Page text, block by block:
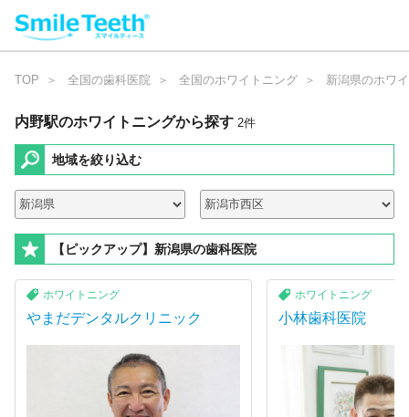
TOP 全国の歯科医院 全国のホワイトニング 新潟県のホワ
内野駅のホワイトニングから探す 2件
地域を絞り込む
【ピックアップ】新潟県の歯科医院
ホワイトニング
やまだデンタルクリニック
ホワイトニング
小林歯科医院